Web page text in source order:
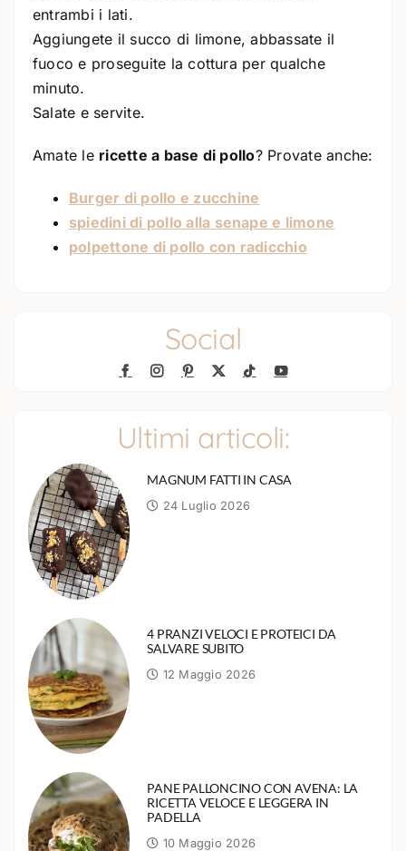
entrambi i lati.
Aggiungete il succo di limone, abbassate il
fuoco e proseguite la cottura per qualche
minuto.
Salate e servite.
Amate le ricette a base di pollo? Provate anche:
Burger di pollo e zucchine
spiedini di pollo alla senape e limone
polpettone di pollo con radicchio
Social
Ultimi articoli:
MAGNUM FATTI IN CASA
24 Luglio 2026
4 PRANZI VELOCI E PROTEICI DA
SALVARE SUBITO
12 Maggio 2026
PANE PALLONCINO CON AVENA: LA
RICETTA VELOCE E LEGGERA IN
PADELLA
10 Maggio 2026